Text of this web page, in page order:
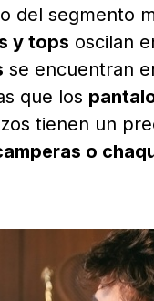
del segmento
y tops oscilan
se encuentran
que los
tienen un
o